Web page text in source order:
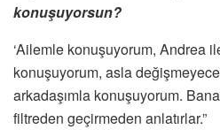
konuşuyorsun?
‘Ailemle konuşuyorum, Andrea
konuşuyorum, asla
arkadaşımla konuşuyorum.
filtreden geçirmeden anlatırlar.”